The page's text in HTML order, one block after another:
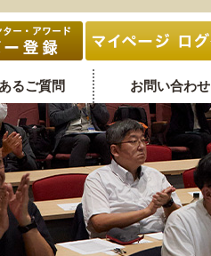
るご質問 お問い合わせ